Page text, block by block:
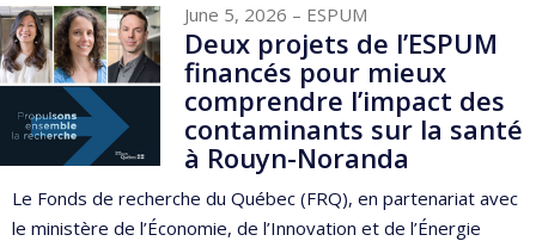
June 5, 2026 – ESPUM
Deux projets de l’ESPUM
financés pour mieux
comprendre l’impact des
contaminants sur la santé
à Rouyn-Noranda
Le Fonds de recherche du Québec (FRQ), en partenariat avec
le ministère de l’Économie, de l’Innovation et de l’Énergie